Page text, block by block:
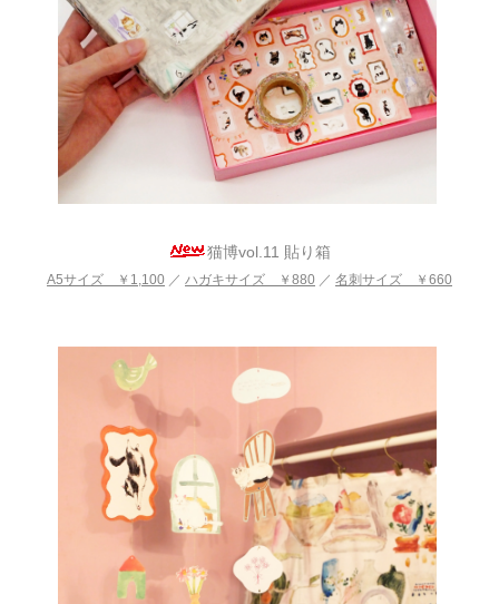
猫博vol.11 貼り箱
A5サイズ ￥1,100 ／ ハガキサイズ ￥880 ／ 名刺サイズ ￥660